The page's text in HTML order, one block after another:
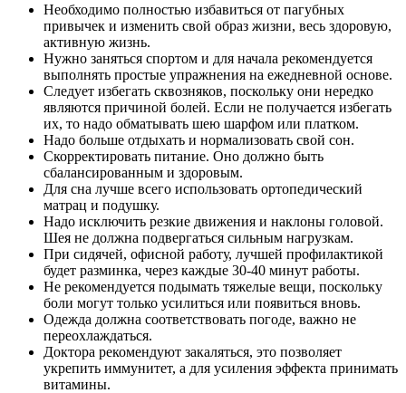
Необходимо полностью избавиться от пагубных
привычек и изменить свой образ жизни, весь здоровую,
активную жизнь.
Нужно заняться спортом и для начала рекомендуется
выполнять простые упражнения на ежедневной основе.
Следует избегать сквозняков, поскольку они нередко
являются причиной болей. Если не получается избегать
их, то надо обматывать шею шарфом или платком.
Надо больше отдыхать и нормализовать свой сон.
Скорректировать питание. Оно должно быть
сбалансированным и здоровым.
Для сна лучше всего использовать ортопедический
матрац и подушку.
Надо исключить резкие движения и наклоны головой.
Шея не должна подвергаться сильным нагрузкам.
При сидячей, офисной работу, лучшей профилактикой
будет разминка, через каждые 30-40 минут работы.
Не рекомендуется подымать тяжелые вещи, поскольку
боли могут только усилиться или появиться вновь.
Одежда должна соответствовать погоде, важно не
переохлаждаться.
Доктора рекомендуют закаляться, это позволяет
укрепить иммунитет, а для усиления эффекта принимать
витамины.